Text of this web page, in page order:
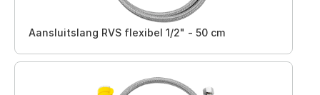
Aansluitslang RVS flexibel 1/2" - 50 cm